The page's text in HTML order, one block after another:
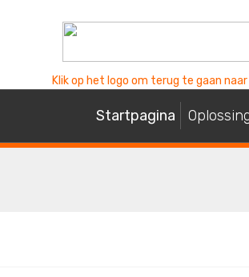
Klik op het logo om terug te gaan
Startpagina